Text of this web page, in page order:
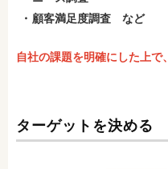
顧客満足度調査 など
自社の課題を明確にした上で
ターゲットを決める